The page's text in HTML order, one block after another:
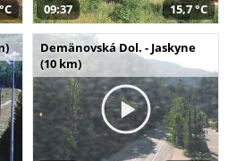
09:37 15,7 °C
Demänovská Dol. - Jaskyne
(10 km)